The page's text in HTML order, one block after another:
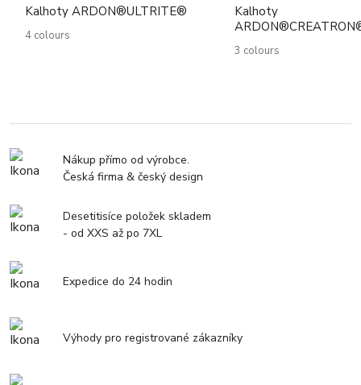
Kalhoty ARDON®ULTRITE®
4 colours
Kalhoty
3 colours
Nákup přímo od výrobce.
Česká firma & český design
Desetitisíce položek skladem
- od XXS až po 7XL
Expedice do 24 hodin
Výhody pro registrované zákazníky